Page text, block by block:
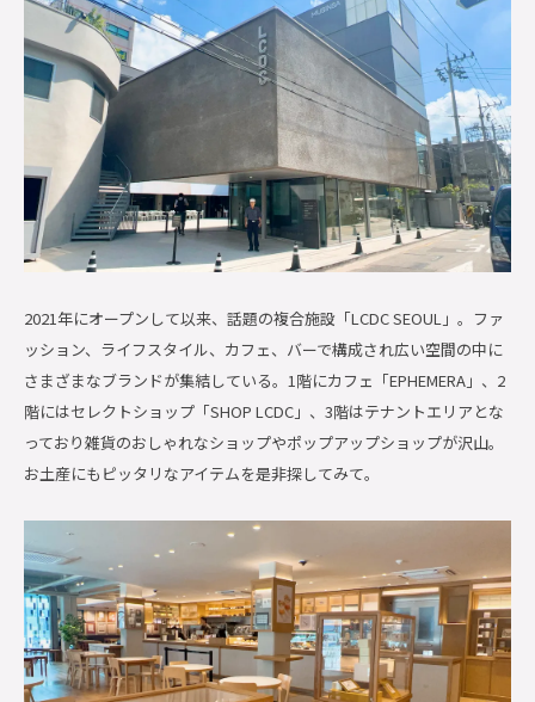
2021年にオープンして以来、話題の複合施設「LCDC SEOUL」。ファ
ッション、ライフスタイル、カフェ、バーで構成され広い空間の中に
さまざまなブランドが集結している。1階にカフェ「EPHEMERA」、2
階にはセレクトショップ「SHOP LCDC」、3階はテナントエリアとな
っており雑貨のおしゃれなショップやポップアップショップが沢山。
お土産にもピッタリなアイテムを是非探してみて。